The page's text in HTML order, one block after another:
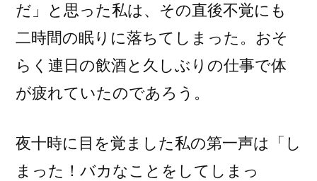
だ」と思った私は、その直後不覚にも
二時間の眠りに落ちてしまった。おそ
らく連日の飲酒と久しぶりの仕事で体
が疲れていたのであろう。
夜十時に目を覚ました私の第一声は「し
まった！バカなことをしてしまっ